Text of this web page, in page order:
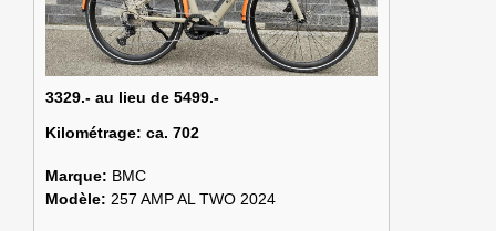
3329.- au lieu de 5499.-
Kilométrage: ca. 702
Marque: BMC
Modèle: 257 AMP AL TWO 2024